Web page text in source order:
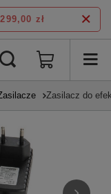
zł
Zasilacz do